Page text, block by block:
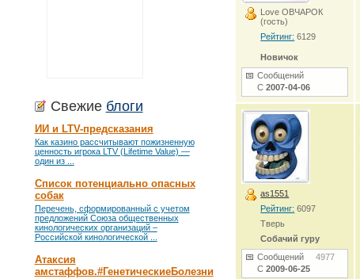
Свежие блоги
ИИ и LTV-предсказания
Как казино рассчитывают пожизненную
ценность игрока LTV (Lifetime Value) —
один из ...
Список потенциально опасных
собак
Перечень, сформированный с учетом
предложений Союза общественных
кинологических организаций –
Российской кинологической ...
Атаксия
амстаффов.#ГенетическиеБолезни
Love ОВЧАРОК
(гость)
Рейтинг: 6129
Новичок
Сообщений
С2007-04-06
as1551
Рейтинг: 6097
Тверь
Собачий гуру
Сообщений4977
С2009-06-25